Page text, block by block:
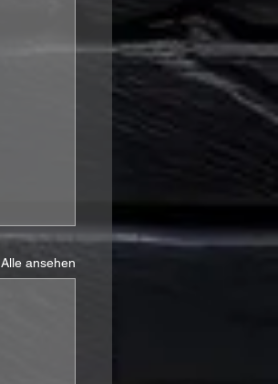
Alle ansehen